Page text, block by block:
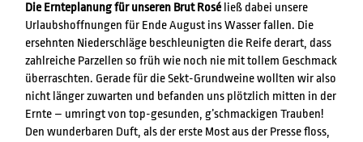
Die Ernteplanung für unseren Brut Roséließ dabei unsere
Urlaubshoffnungen für Ende August ins Wasser fallen. Die
ersehnten Niederschläge beschleunigten die Reife derart, dass
zahlreiche Parzellen so früh wie noch nie mit tollem Geschmack
überraschten. Gerade für die Sekt-Grundweine wollten wir also
nicht länger zuwarten und befanden uns plötzlich mitten in der
Ernte – umringt von top-gesunden, g’schmackigen Trauben!
Den wunderbaren Duft, als der erste Most aus der Presse floss,